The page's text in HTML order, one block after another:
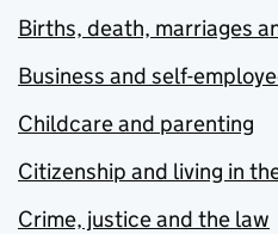
Births, death, marriages
Business and self-
Childcare and parenting
Citizenship and living in
Crime, justice and the law